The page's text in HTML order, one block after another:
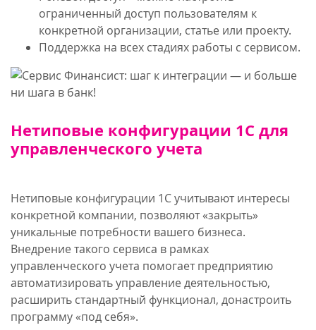
ограниченный доступ пользователям к
конкретной организации, статье или проекту.
Поддержка на всех стадиях работы с сервисом.
Нетиповые конфигурации 1С для
управленческого учета
Нетиповые конфигурации 1С учитывают интересы
конкретной компании, позволяют «закрыть»
уникальные потребности вашего бизнеса.
Внедрение такого сервиса в рамках
управленческого учета помогает предприятию
автоматизировать управление деятельностью,
расширить стандартный функционал, донастроить
программу «под себя».